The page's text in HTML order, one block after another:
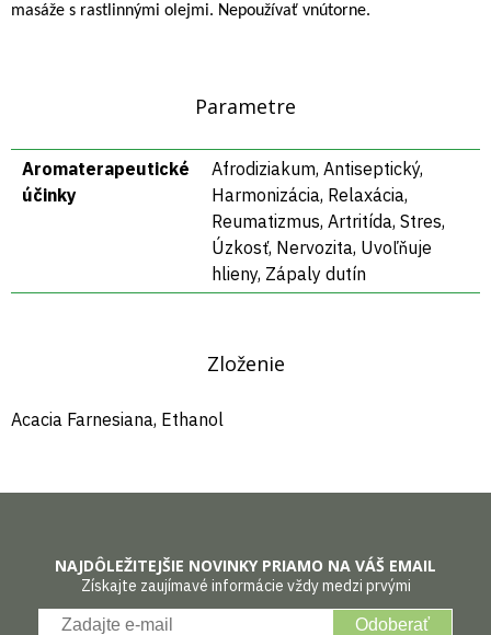
masáže s rastlinnými olejmi. Nepoužívať vnútorne.
Parametre
Aromaterapeutické
účinky
Afrodiziakum, Antiseptický,
Harmonizácia, Relaxácia,
Reumatizmus, Artritída, Stres,
Úzkosť, Nervozita, Uvoľňuje
hlieny, Zápaly dutín
Zloženie
Acacia Farnesiana, Ethanol
NAJDÔLEŽITEJŠIE NOVINKY PRIAMO NA VÁŠ EMAIL
Získajte zaujímavé informácie vždy medzi prvými
Odoberať